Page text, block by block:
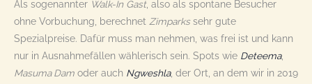
Als sogenannter Walk-In Gast, also als spontane Besucher
ohne Vorbuchung, berechnet Zimparkssehr gute
Spezialpreise. Dafür muss man nehmen, was frei ist und kann
nur in Ausnahmefällen wählerisch sein. Spots wie Deteema,
Masuma Dam oder auch Ngweshla, der Ort, an dem wir in 2019